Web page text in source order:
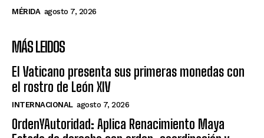
MÉRIDA agosto 7, 2026
MÁS LEIDOS
El Vaticano presenta sus primeras monedas con
el rostro de León XIV
INTERNACIONAL agosto 7, 2026
OrdenYAutoridad: Aplica Renacimiento Maya